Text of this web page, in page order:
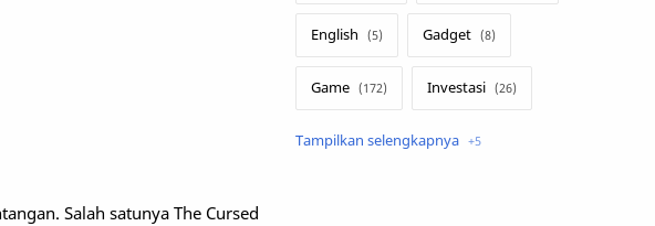
Salah satunya The Cursed
English Gadget
Game Investasi
Lirik Terjemahan